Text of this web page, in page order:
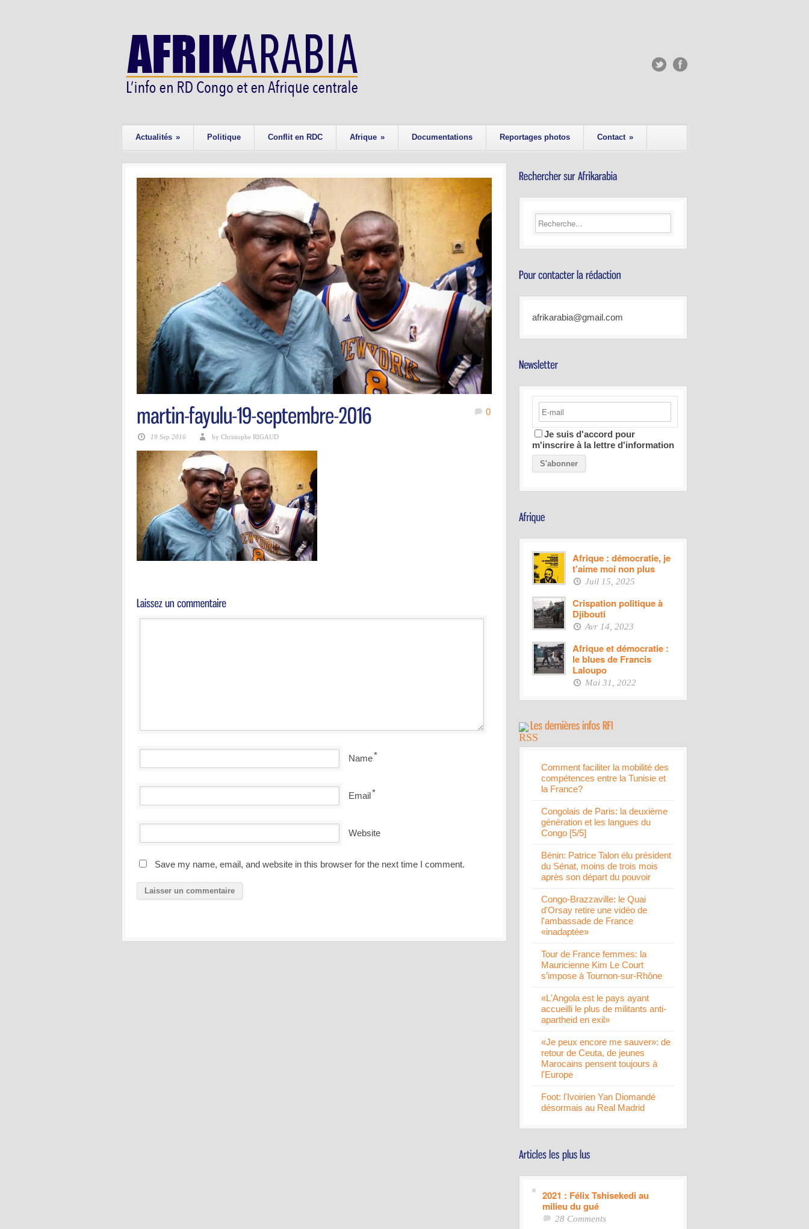
Actualités » Politique Conflit en RDC Afrique » Documentations Reportages photos Contact »
0
19 Sep 2016 by Christophe RIGAUD
Name*
Email*
Website
Save my name, email, and website in this browser for the next time I comment.
afrikarabia@gmail.com
Je suis d'accord pour
m'inscrire à la lettre d'information
Afrique : démocratie, je
t’aime moi non plus
Juil 15, 2025
Crispation politique à
Djibouti
Avr 14, 2023
Afrique et démocratie :
le blues de Francis
Laloupo
Mai 31, 2022
Comment faciliter la mobilité des
compétences entre la Tunisie et
la France?
Congolais de Paris: la deuxième
génération et les langues du
Congo [5/5]
Bénin: Patrice Talon élu président
du Sénat, moins de trois mois
après son départ du pouvoir
Congo-Brazzaville: le Quai
d'Orsay retire une vidéo de
l'ambassade de France
«inadaptée»
Tour de France femmes: la
Mauricienne Kim Le Court
s’impose à Tournon-sur-Rhône
«L'Angola est le pays ayant
accueilli le plus de militants anti-
apartheid en exil»
«Je peux encore me sauver»: de
retour de Ceuta, de jeunes
Marocains pensent toujours à
l'Europe
Foot: l'Ivoirien Yan Diomandé
désormais au Real Madrid
2021 : Félix Tshisekedi au
milieu du gué
28 Comments